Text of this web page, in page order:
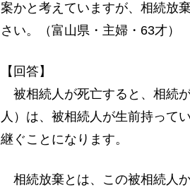
案かと考えていますが、相続放
さい。（富山県・主婦・63才）
【回答】
被相続人が死亡すると、相続
人）は、被相続人が生前持って
継ぐことになります。
相続放棄とは、この被相続人